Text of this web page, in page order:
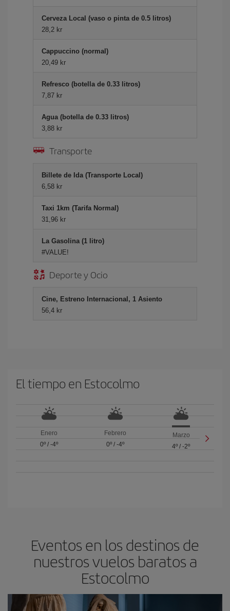
Cerveza Local (vaso o pinta de 0.5 litros)
28,2 kr
Cappuccino (normal)
20,49 kr
Refresco (botella de 0.33 litros)
7,87 kr
Agua (botella de 0.33 litros)
3,88 kr
Transporte
Billete de Ida (Transporte Local)
6,58 kr
Taxi 1km (Tarifa Normal)
31,96 kr
La Gasolina (1 litro)
#VALUE!
Deporte y Ocio
Cine, Estreno Internacional, 1 Asiento
56,4 kr
El tiempo en Estocolmo
Enero
0º/ -4º
Febrero
0º/ -4º
Marzo
4º /-2º
Eventos en los destinos de
nuestros vuelos baratos a
Estocolmo